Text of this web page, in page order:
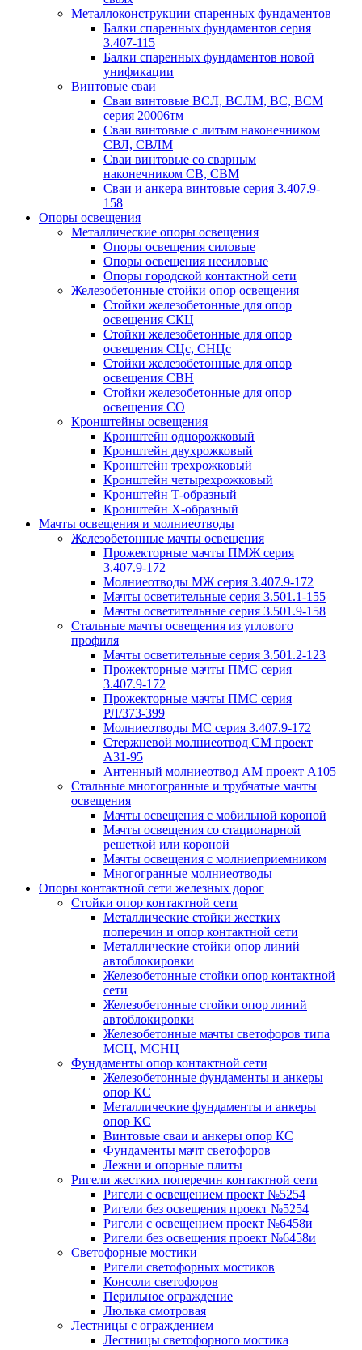
Металлоконструкции спаренных фундаментов
Балки спаренных фундаментов серия
3.407-115
Балки спаренных фундаментов новой
унификации
Винтовые сваи
Сваи винтовые ВСЛ, ВСЛМ, ВС, ВСМ
серия 20006тм
Сваи винтовые с литым наконечником
СВЛ, СВЛМ
Сваи винтовые со сварным
наконечником СВ, СВМ
Сваи и анкера винтовые серия 3.407.9-
158
Опоры освещения
Металлические опоры освещения
Опоры освещения силовые
Опоры освещения несиловые
Опоры городской контактной сети
Железобетонные стойки опор освещения
Стойки железобетонные для опор
освещения СКЦ
Стойки железобетонные для опор
освещения СЦс, СНЦс
Стойки железобетонные для опор
освещения СВН
Стойки железобетонные для опор
освещения СО
Кронштейны освещения
Кронштейн однорожковый
Кронштейн двухрожковый
Кронштейн трехрожковый
Кронштейн четырехрожковый
Кронштейн Т-образный
Кронштейн Х-образный
Мачты освещения и молниеотводы
Железобетонные мачты освещения
Прожекторные мачты ПМЖ серия
3.407.9-172
Молниеотводы МЖ серия 3.407.9-172
Мачты осветительные серия 3.501.1-155
Мачты осветительные серия 3.501.9-158
Стальные мачты освещения из углового
профиля
Мачты осветительные серия 3.501.2-123
Прожекторные мачты ПМС серия
3.407.9-172
Прожекторные мачты ПМС серия
РЛ/373-399
Молниеотводы МС серия 3.407.9-172
Стержневой молниеотвод СМ проект
А31-95
Антенный молниеотвод АМ проект А105
Стальные многогранные и трубчатые мачты
освещения
Мачты освещения с мобильной короной
Мачты освещения со стационарной
решеткой или короной
Мачты освещения с молниеприемником
Многогранные молниеотводы
Опоры контактной сети железных дорог
Стойки опор контактной сети
Металлические стойки жестких
поперечин и опор контактной сети
Металлические стойки опор линий
автоблокировки
Железобетонные стойки опор контактной
сети
Железобетонные стойки опор линий
автоблокировки
Железобетонные мачты светофоров типа
МСЦ, МСНЦ
Фундаменты опор контактной сети
Железобетонные фундаменты и анкеры
опор КС
Металлические фундаменты и анкеры
опор КС
Винтовые сваи и анкеры опор КС
Фундаменты мачт светофоров
Лежни и опорные плиты
Ригели жестких поперечин контактной сети
Ригели с освещением проект №5254
Ригели без освещения проект №5254
Ригели с освещением проект №6458и
Ригели без освещения проект №6458и
Светофорные мостики
Ригели светофорных мостиков
Консоли светофоров
Перильное ограждение
Люлька смотровая
Лестницы с ограждением
Лестницы светофорного мостика